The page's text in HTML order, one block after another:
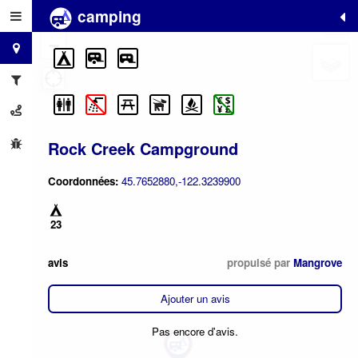
camping
Rock Creek Campground
Coordonnées: 45.7652880,-122.3239900
23
avis propulsé par Mangrove
Ajouter un avis
Pas encore d'avis.
+
−